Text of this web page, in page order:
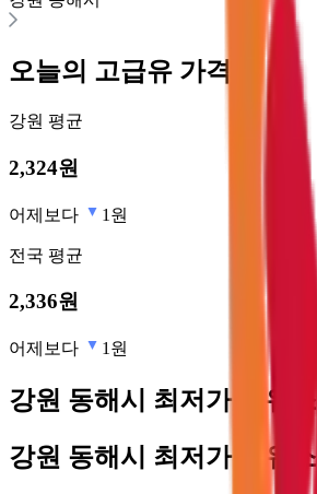
오늘의 고급유 가격
강원 평균
2,324원
어제보다 1원
전국 평균
2,336원
어제보다 1원
강원 동해시 최저가 주유소
강원 동해시 최저가 주유소